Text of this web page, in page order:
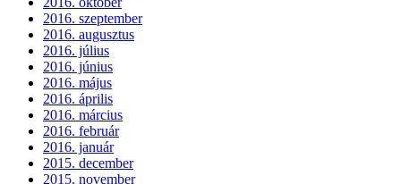
2016. szeptember
2016. augusztus
2016. július
2016. június
2016. május
2016. április
2016. március
2016. február
2016. január
2015. december
2015. november